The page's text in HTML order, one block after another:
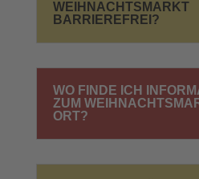
WEIHNACHTSMARKT
BARRIEREFREI?
WO FINDE ICH
ZUM
ORT?